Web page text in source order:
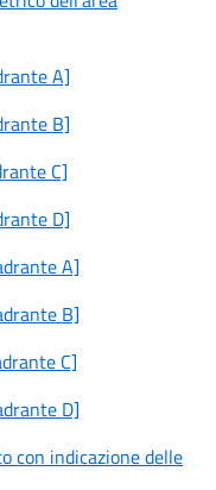
A]
B]
C]
D]
A]
B]
C]
D]
con indicazione delle